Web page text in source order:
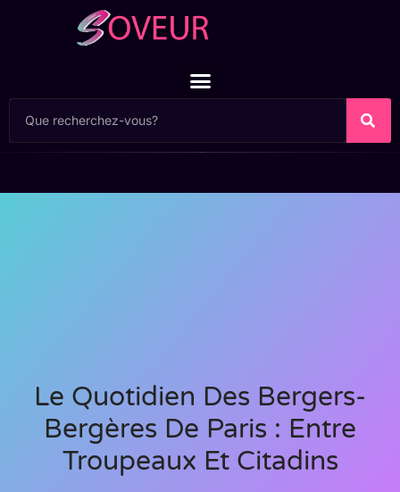
Le Quotidien Des Bergers-
Bergères De Paris : Entre
Troupeaux Et Citadins